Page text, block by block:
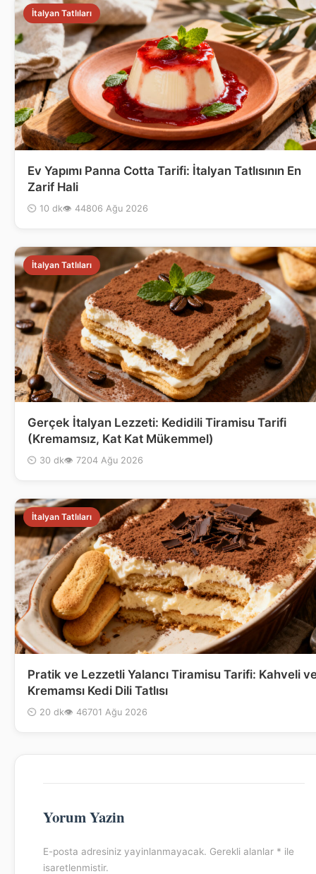
İtalyan Tatlıları
Ev Yapımı Panna Cotta Tarifi: İtalyan Tatlısının En
Zarif Hali
⏲ 10 dk👁 44806 Ağu 2026
İtalyan Tatlıları
Gerçek İtalyan Lezzeti: Kedidili Tiramisu Tarifi
(Kremamsız, Kat Kat Mükemmel)
⏲ 30 dk👁 7204 Ağu 2026
İtalyan Tatlıları
Pratik ve Lezzetli Yalancı Tiramisu Tarifi: Kahveli
Kremamsı Kedi Dili Tatlısı
⏲ 20 dk👁 46701 Ağu 2026
Yorum Yazin
E-posta adresiniz yayinlanmayacak. Gerekli alanlar * ile
isaretlenmistir.